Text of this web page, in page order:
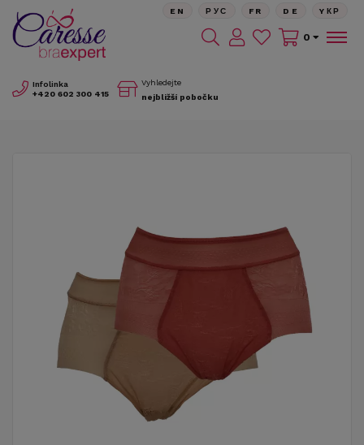
Infolinka
+420 602 300 415
Vyhledejte
nejbližší pobočku
EN РУС FR DE YКР
0